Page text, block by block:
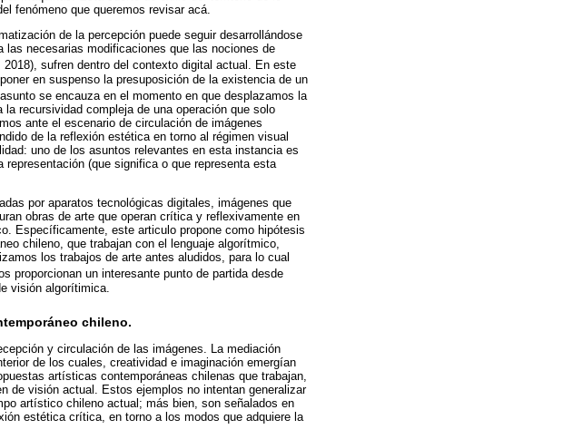
fenómeno que queremos revisar acá.
de la percepción puede seguir desarrollándose
las necesarias modificaciones que las nociones de
2018), sufren dentro del contexto digital actual. En este
en suspenso la presuposición de la existencia de un
se encauza en el momento en que desplazamos la
recursividad compleja de una operación que solo
ante el escenario de circulación de imágenes
de la reflexión estética en torno al régimen visual
uno de los asuntos relevantes en esta instancia es
(que significa o que representa esta
por aparatos tecnológicas digitales, imágenes que
obras de arte que operan crítica y reflexivamente en
Específicamente, este articulo propone como hipótesis
chileno, que trabajan con el lenguaje algorítmico,
los trabajos de arte antes aludidos, para lo cual
proporcionan un interesante punto de partida desde
visión algorítimica.
chileno.
y circulación de las imágenes. La mediación
de los cuales, creatividad e imaginación emergían
artísticas contemporáneas chilenas que trabajan,
de visión actual. Estos ejemplos no intentan generalizar
artístico chileno actual; más bien, son señalados en
estética crítica, en torno a los modos que adquiere la